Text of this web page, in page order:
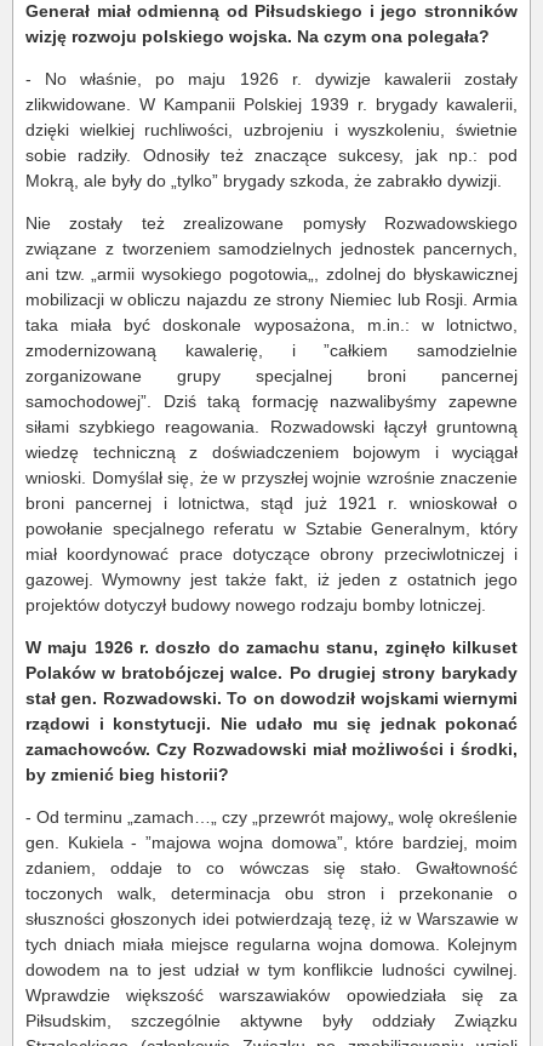
Generał miał odmienną od Piłsudskiego i jego stronników
wizję rozwoju polskiego wojska. Na czym ona polegała?
- No właśnie, po maju 1926 r. dywizje kawalerii zostały
zlikwidowane. W Kampanii Polskiej 1939 r. brygady kawalerii,
dzięki wielkiej ruchliwości, uzbrojeniu i wyszkoleniu, świetnie
sobie radziły. Odnosiły też znaczące sukcesy, jak np.: pod
Mokrą, ale były do „tylko” brygady szkoda, że zabrakło dywizji.
Nie zostały też zrealizowane pomysły Rozwadowskiego
związane z tworzeniem samodzielnych jednostek pancernych,
ani tzw. „armii wysokiego pogotowia„, zdolnej do błyskawicznej
mobilizacji w obliczu najazdu ze strony Niemiec lub Rosji. Armia
taka miała być doskonale wyposażona, m.in.: w lotnictwo,
zmodernizowaną kawalerię, i ”całkiem samodzielnie
zorganizowane grupy specjalnej broni pancernej
samochodowej”. Dziś taką formację nazwalibyśmy zapewne
siłami szybkiego reagowania. Rozwadowski łączył gruntowną
wiedzę techniczną z doświadczeniem bojowym i wyciągał
wnioski. Domyślał się, że w przyszłej wojnie wzrośnie znaczenie
broni pancernej i lotnictwa, stąd już 1921 r. wnioskował o
powołanie specjalnego referatu w Sztabie Generalnym, który
miał koordynować prace dotyczące obrony przeciwlotniczej i
gazowej. Wymowny jest także fakt, iż jeden z ostatnich jego
projektów dotyczył budowy nowego rodzaju bomby lotniczej.
W maju 1926 r. doszło do zamachu stanu, zginęło kilkuset
Polaków w bratobójczej walce. Po drugiej strony barykady
stał gen. Rozwadowski. To on dowodził wojskami wiernymi
rządowi i konstytucji. Nie udało mu się jednak pokonać
zamachowców. Czy Rozwadowski miał możliwości i środki,
by zmienić bieg historii?
- Od terminu „zamach…„ czy „przewrót majowy„ wolę określenie
gen. Kukiela - ”majowa wojna domowa”, które bardziej, moim
zdaniem, oddaje to co wówczas się stało. Gwałtowność
toczonych walk, determinacja obu stron i przekonanie o
słuszności głoszonych idei potwierdzają tezę, iż w Warszawie w
tych dniach miała miejsce regularna wojna domowa. Kolejnym
dowodem na to jest udział w tym konflikcie ludności cywilnej.
Wprawdzie większość warszawiaków opowiedziała się za
Piłsudskim, szczególnie aktywne były oddziały Związku